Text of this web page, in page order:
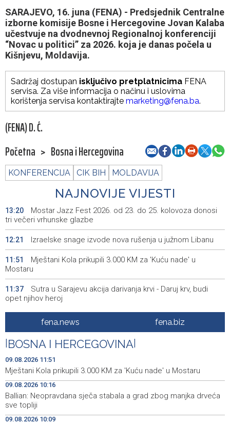
SARAJEVO, 16. juna (FENA) - Predsjednik Centralne
izborne komisije Bosne i Hercegovine Jovan Kalaba
učestvuje na dvodnevnoj Regionalnoj konferenciji
“Novac u politici” za 2026. koja je danas počela u
Kišnjevu, Moldavija.
Sadržaj dostupan isključivo pretplatnicima FENA
servisa. Za više informacija o načinu i uslovima
korištenja servisa kontaktirajte marketing@fena.ba.
(FENA) D. Ć.
Početna > Bosna i Hercegovina
KONFERENCIJA CIK BIH MOLDAVIJA
NAJNOVIJE VIJESTI
13:20
Mostar Jazz Fest 2026. od 23. do 25. kolovoza donosi
tri večeri vrhunske glazbe
12:21 Izraelske snage izvode nova rušenja u južnom Libanu
11:51
Mještani Kola prikupili 3.000 KM za 'Kuću nade' u
Mostaru
11:37
Sutra u Sarajevu akcija darivanja krvi - Daruj krv, budi
opet njihov heroj
BiH među zapaženijim učesnicima CIGRE u Parizu - AI i
energetska tranzicija u fokusu
10:28
Pezer već sutra nastupa u kvalifikacijama, vjeruje da će i
navečer biti u finalu EP-a u Birminghamu
10:16
Ballian: Neopravdana sječa stabala a grad zbog manjka
drveća sve topliji
10:09
FBiH nema objedinjene podatke o povučenom i
uništenom mesu, prekršaji utvrđeni u 40 kontrola
fena.news fena.biz
BOSNA I HERCEGOVINA
09.08.2026 11:51
Mještani Kola prikupili 3.000 KM za 'Kuću nade' u Mostaru
09.08.2026 10:16
Ballian: Neopravdana sječa stabala a grad zbog manjka drveća
sve topliji
09.08.2026 10:09